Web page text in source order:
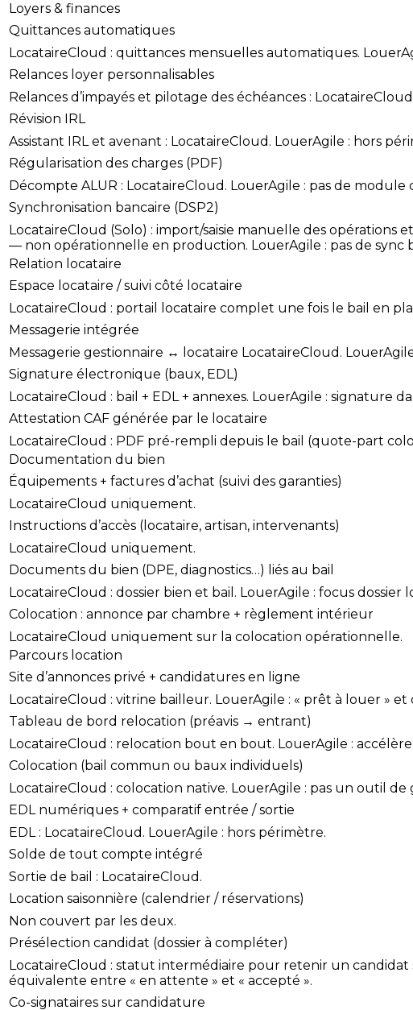
Loyers & finances
Quittances automatiques
LocataireCloud : quittances mensuelles automatiques.
Relances loyer personnalisables
Relances d’impayés et pilotage des échéances :
Révision IRL
Assistant IRL et avenant : LocataireCloud. LouerAgile : hors
Régularisation des charges (PDF)
Décompte ALUR : LocataireCloud. LouerAgile : pas de
Synchronisation bancaire (DSP2)
LocataireCloud (Solo) : import/saisie manuelle des
— non opérationnelle en production. LouerAgile : pas de sync
Relation locataire
Espace locataire / suivi côté locataire
LocataireCloud : portail locataire complet une fois le bail en
Messagerie intégrée
Messagerie gestionnaire ↔ locataire LocataireCloud.
Signature électronique (baux, EDL)
LocataireCloud : bail + EDL + annexes. LouerAgile : signature
Attestation CAF générée par le locataire
LocataireCloud : PDF pré-rempli depuis le bail (quote-part
Documentation du bien
Équipements + factures d’achat (suivi des garanties)
LocataireCloud uniquement.
Instructions d’accès (locataire, artisan, intervenants)
LocataireCloud uniquement.
Documents du bien (DPE, diagnostics…) liés au bail
LocataireCloud : dossier bien et bail. LouerAgile : focus dossier
Colocation : annonce par chambre + règlement intérieur
LocataireCloud uniquement sur la colocation opérationnelle.
Parcours location
Site d’annonces privé + candidatures en ligne
LocataireCloud : vitrine bailleur. LouerAgile : « prêt à louer
Tableau de bord relocation (préavis → entrant)
LocataireCloud : relocation bout en bout. LouerAgile :
Colocation (bail commun ou baux individuels)
LocataireCloud : colocation native. LouerAgile : pas un outil
EDL numériques + comparatif entrée / sortie
EDL : LocataireCloud. LouerAgile : hors périmètre.
Solde de tout compte intégré
Sortie de bail : LocataireCloud.
Location saisonnière (calendrier / réservations)
Non couvert par les deux.
Présélection candidat (dossier à compléter)
LocataireCloud : statut intermédiaire pour retenir un candidat
équivalente entre « en attente » et « accepté ».
Co-signataires sur candidature